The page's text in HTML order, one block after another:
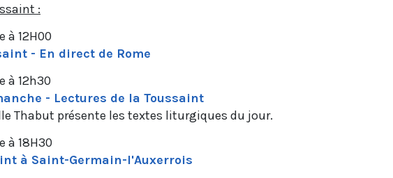
:
à 12H00
- En direct de Rome
à 12h30
- Lectures de la Toussaint
Thabut présente les textes liturgiques du jour.
à 18H30
à Saint-Germain-l'Auxerrois